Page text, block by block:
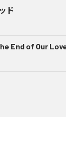
ド
End of Our